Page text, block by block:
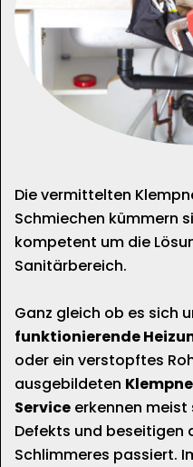
Die vermittelten
Schmiechen kümmern
kompetent um die
Sanitärbereich.
Ganz gleich ob es sich
funktionierende
oder ein verstopftes
ausgebildeten
Service erkennen meist
Defekts und beseitigen
Schlimmeres passiert.